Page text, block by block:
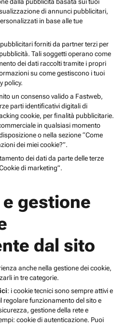
di annunci pubblicitari,
in base alle tue
forniti da partner terzi per
Tali soggetti operano come
dei dati raccolti tramite i propri
su come gestiscono i tuoi
policy.
un consenso valido a Fastweb,
parti identificativi digitali di
cookie, per finalità pubblicitarie.
in qualsiasi momento
o nella sezione “Come
dei miei cookie?”.
dei dati da parte delle terze
di marketing”.
gestione
dal sito
anche nella gestione dei cookie,
in tre categorie.
: i cookie tecnici sono sempre attivi e
regolare funzionamento del sito e
gestione della rete e
cookie di autenticazione. Puoi